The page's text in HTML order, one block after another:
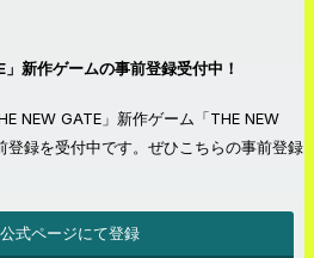
新作ゲームの事前登録受付中！
NEW GATE」新作ゲーム「THE NEW
録を受付中です。ぜひこちらの事前登録
式ページにて登録